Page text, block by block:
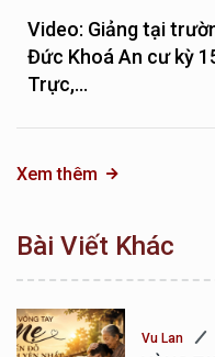
Video: Giảng tại
Đức Khoá An cư kỳ
Trực,...
Xem thêm
Bài Viết Khác
Vu Lan